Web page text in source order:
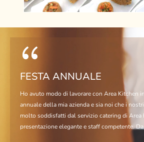
FESTA ANNUALE
Ho avuto modo di lavorare con Area Kitchen
annuale della mia azienda e sia noi che i
molto soddisfatti dal servizio catering di Area
presentazione elegante e staff competente.